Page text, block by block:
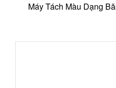
Máy Tách Màu Dạng